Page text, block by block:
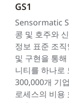
GS1
Sensormatic
콩 및 호주와
정보 표준 조직
및 구현을 통
니티를 하나로
300,000개 기
로세스의 비용